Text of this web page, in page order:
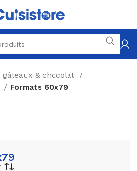
gâteaux & chocolat
Formats 60x79